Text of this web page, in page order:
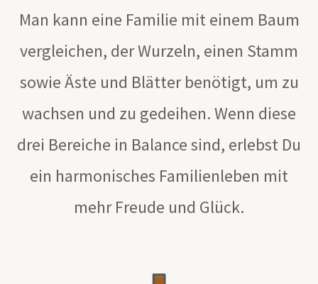
Man kann eine Familie mit einem Baum
vergleichen, der Wurzeln, einen Stamm
sowie Äste und Blätter benötigt, um zu
wachsen und zu gedeihen. Wenn diese
drei Bereiche in Balance sind, erlebst Du
ein harmonisches Familienleben mit
mehr Freude und Glück.